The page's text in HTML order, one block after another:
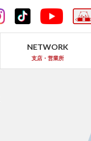
NETWORK
支店・営業所